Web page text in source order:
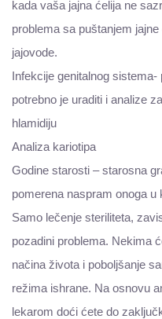
kada vaša jajna ćelija ne
problema sa puštanjem
jajovode.
Infekcije genitalnog
potrebno je uraditi i analize
hlamidiju
​Analiza kariotipa
Godine starosti – starosna
pomerena naspram onoga
Samo lečenje steriliteta,
pozadini problema. Nekima
načina života i poboljšanje
režima ishrane. Na osnovu
lekarom doći ćete do